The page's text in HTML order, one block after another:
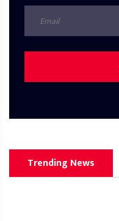
Trending News